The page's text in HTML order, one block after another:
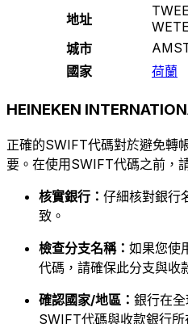
地址
城市
國家
荷蘭
HEINEKEN
正確的SWIFT代碼對於避免轉
要。在使用SWIFT代碼之前，
核實銀行： 仔細核對銀行
致。
檢查分支名稱： 如果您使
代碼，請確保此分支與收
確認國家/地區： 銀行在
SWIFT代碼與收款銀行所